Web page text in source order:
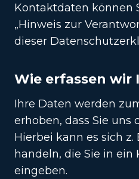
Kontaktdaten können
„Hinweis zur
dieser
Wie erfassen wir
Ihre Daten werden
erhoben, dass Sie uns
Hierbei kann es sich z.
handeln, die Sie in
eingeben.